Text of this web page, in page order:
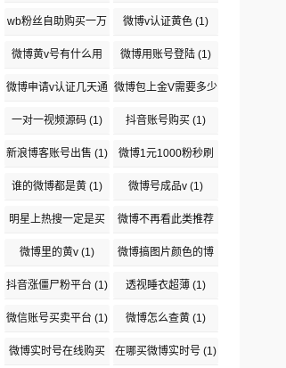
(1) (1)
wb粉丝自助购买一万
(1)
微博v认证黄色 (1)
微博黄v号有什么用
(1)
微博用账号登陆 (1)
微博申请v认证几天通
过(1)
微博包上金V需要多少
钱(1)
一对一视频源码 (1) 抖音账号购买 (1)
新浪博客账号出售 (1) 微博1元1000粉秒刷
(1)
谁的微博都是黄 (1) 微博号成品v (1)
明星上热搜一定是买
吗(1)
微博不再看此类推荐
(1)
微博里的黄v (1) 微博搞图片颜色的博
主盘点(1)
抖音涨僵尸粉平台 (1) 透视睡衣超薄 (1)
微信账号买卖平台 (1) 微博怎么查黄 (1)
微博实时号在线购买 在哪买微博实时号 (1)